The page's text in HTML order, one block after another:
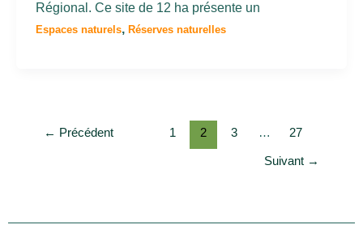
Régional. Ce site de 12 ha présente un
Espaces naturels, Réserves naturelles
← Précédent 1 2 3 … 27
Suivant →